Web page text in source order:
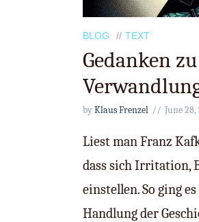
BLOG TEXT
Gedanken
byKlaus Frenzel June 28,
Liest man Franz
dass sich Irritation,
einstellen. So ging
Handlung der